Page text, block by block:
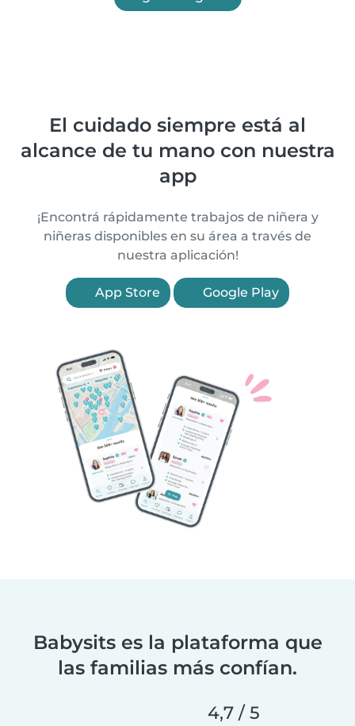
El cuidado siempre está al
alcance de tu mano con nuestra
app
¡Encontrá rápidamente trabajos de niñera y
niñeras disponibles en su área a través de
nuestra aplicación!
App Store Google Play
Babysits es la plataforma que
las familias más confían.
4,7 / 5